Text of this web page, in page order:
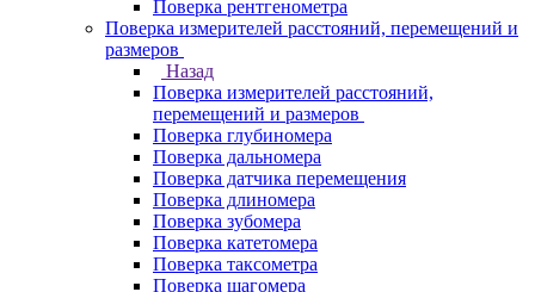
Поверка рентгенометра
Поверка измерителей расстояний, перемещений и
размеров
Назад
Поверка измерителей расстояний,
перемещений и размеров
Поверка глубиномера
Поверка дальномера
Поверка датчика перемещения
Поверка длиномера
Поверка зубомера
Поверка катетомера
Поверка таксометра
Поверка шагомера